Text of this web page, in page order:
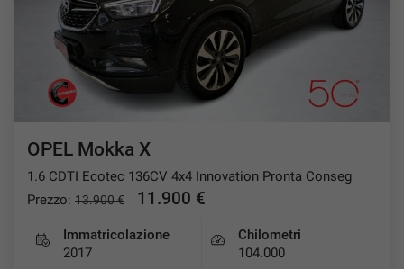
OPEL Mokka X
1.6 CDTI Ecotec 136CV 4x4 Innovation Pronta Conseg
Prezzo: 13.900 € 11.900 €
Immatricolazione
2017
Chilometri
104.000
cookie
policy.
rivedere
modificare
scelte
in
momento.